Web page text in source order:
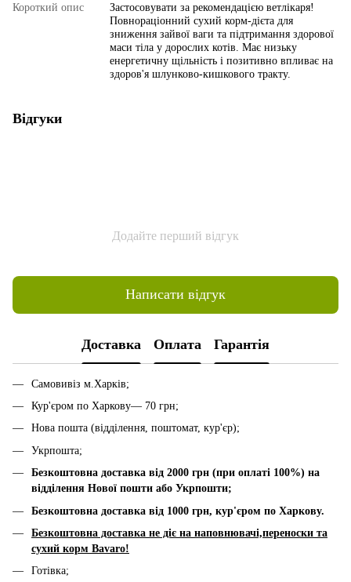
Короткий опис
Застосовувати за рекомендацією ветлікаря!
Повнораціонний сухий корм-дієта для
зниження зайвої ваги та підтримання здорової
маси тіла у дорослих котів. Має низьку
енергетичну щільність і позитивно впливає на
здоров'я шлунково-кишкового тракту.
Відгуки
Додайте перший відгук
Написати відгук
Доставка Оплата Гарантія
Самовивіз м.Харків;
Кур'єром по Харкову— 70 грн;
Нова пошта (відділення, поштомат, кур'єр);
Укрпошта;
Безкоштовна доставка від 2000 грн (при оплаті 100%) на
відділення Нової пошти або Укрпошти;
Безкоштовна доставка від 1000 грн, кур'єром по Харкову.
Безкоштовна доставка не діє на наповнювачі,переноски та
сухий корм Bavaro!
Готівка;